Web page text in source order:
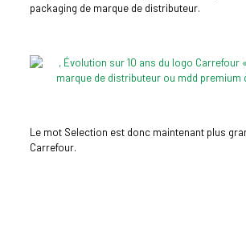
packaging de marque de distributeur.
Le mot Selection est donc maintenant plus
Carrefour.